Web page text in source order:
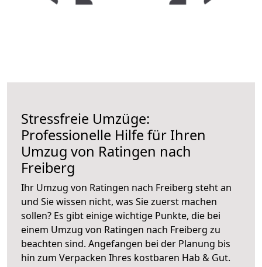
Stressfreie Umzüge:
Professionelle Hilfe für Ihren
Umzug von Ratingen nach
Freiberg
Ihr Umzug von Ratingen nach Freiberg steht an
und Sie wissen nicht, was Sie zuerst machen
sollen? Es gibt einige wichtige Punkte, die bei
einem Umzug von Ratingen nach Freiberg zu
beachten sind. Angefangen bei der Planung bis
hin zum Verpacken Ihres kostbaren Hab & Gut.